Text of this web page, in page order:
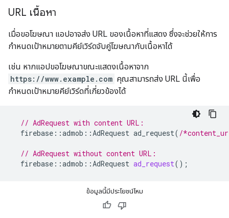
URL เนื้อหา
เมื่อขอโฆษณา แอปอาจส่ง URL ของเนื้อหาที่แสดง ซึ่งจะช่วยให้การ
กำหนดเป้าหมายตามคีย์เวิร์ดจับคู่โฆษณากับเนื้อหาได้
เช่น หากแอปขอโฆษณาขณะแสดงเนื้อหาจาก
https://www.example.com คุณสามารถส่ง URL นี้เพื่อ
กำหนดเป้าหมายคีย์เวิร์ดที่เกี่ยวข้องได้
// AdRequest with content URL:
firebase ::admob ::AdRequest ad_request( /
// AdRequest without content URL:
firebase ::admob ::AdRequest ad_request();
ข้อมูลนี้มีประโยชน์ไหม